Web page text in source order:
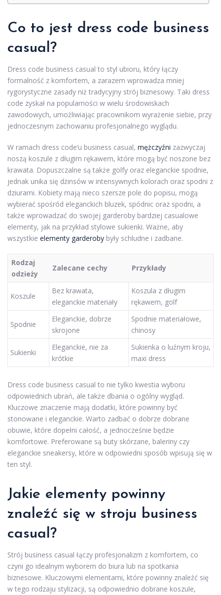
Co to jest dress code business
casual?
Dress code business casual to styl ubioru, który łączy
formalność z komfortem, a zarazem wprowadza mniej
rygorystyczne zasady niż tradycyjny strój biznesowy. Taki dress
code zyskał na popularności w wielu środowiskach
zawodowych, umożliwiając pracownikom wyrażenie siebie, przy
jednoczesnym zachowaniu profesjonalnego wyglądu.
W ramach dress code’u business casual, mężczyźni zazwyczaj
noszą koszule z długim rękawem, które mogą być noszone bez
krawata. Dopuszczalne są także golfy oraz eleganckie spodnie,
jednak unika się dżinsów w intensywnych kolorach oraz spodni z
dziurami. Kobiety mają nieco szersze pole do popisu, mogą
wybierać spośród eleganckich bluzek, spódnic oraz spodni, a
także wprowadzać do swojej garderoby bardziej casualowe
elementy, jak na przykład stylowe sukienki. Ważne, aby
wszystkie elementy garderoby były schludne i zadbane.
Rodzaj
odzieży
Zalecane cechy Przykłady
Koszule
Bez krawata,
eleganckie materiały
Koszula z długim
rękawem, golf
Spodnie
Eleganckie, dobrze
skrojone
Spodnie materiałowe,
chinosy
Sukienki
Eleganckie, nie za
krótkie
Sukienka o luźnym kroju,
maxi dress
Dress code business casual to nie tylko kwestia wyboru
odpowiednich ubrań, ale także dbania o ogólny wygląd.
Kluczowe znaczenie mają dodatki, które powinny być
stonowane i eleganckie. Warto zadbać o dobrze dobrane
obuwie, które dopełni całość, a jednocześnie będzie
komfortowe. Preferowane są buty skórzane, baleriny czy
eleganckie sneakersy, które w odpowiedni sposób wpisują się w
ten styl.
Jakie elementy powinny
znaleźć się w stroju business
casual?
Strój business casual łączy profesjonalizm z komfortem, co
czyni go idealnym wyborem do biura lub na spotkania
biznesowe. Kluczowymi elementami, które powinny znaleźć się
w tego rodzaju stylizacji, są odpowiednio dobrane koszule,